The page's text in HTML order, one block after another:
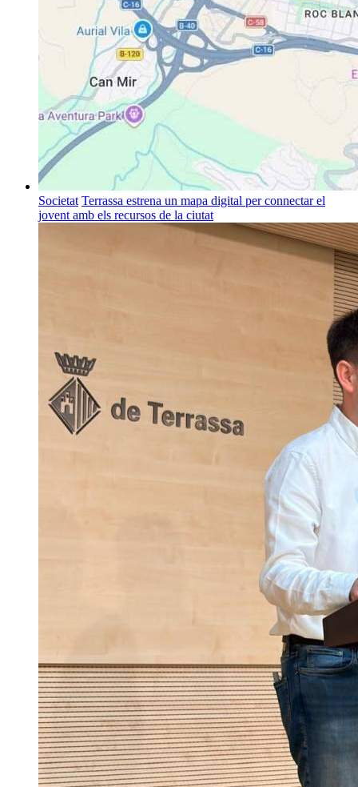
Societat Terrassa estrena un mapa digital per connectar el
jovent amb els recursos de la ciutat